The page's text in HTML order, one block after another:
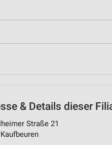
& Details dieser
Straße 21